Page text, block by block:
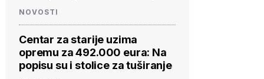
NOVOSTI
Centar za starije uzima
opremu za 492.000 eura: Na
popisu su i stolice za tuširanje